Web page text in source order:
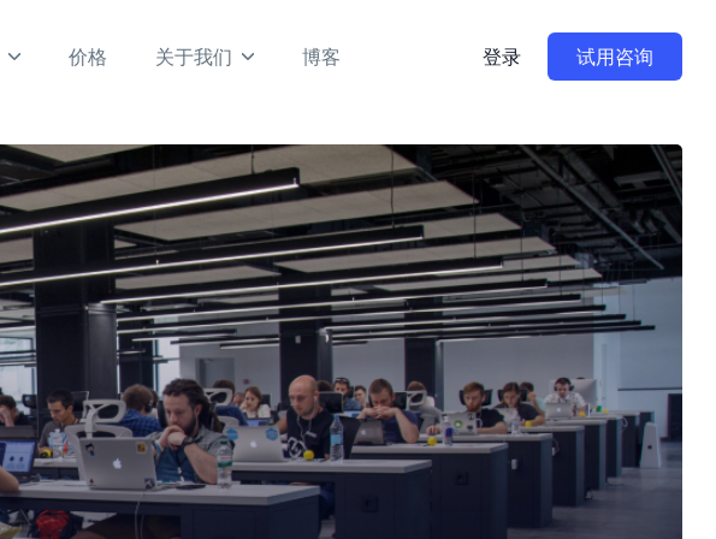
价格 关于我们 博客 登录 试用咨询